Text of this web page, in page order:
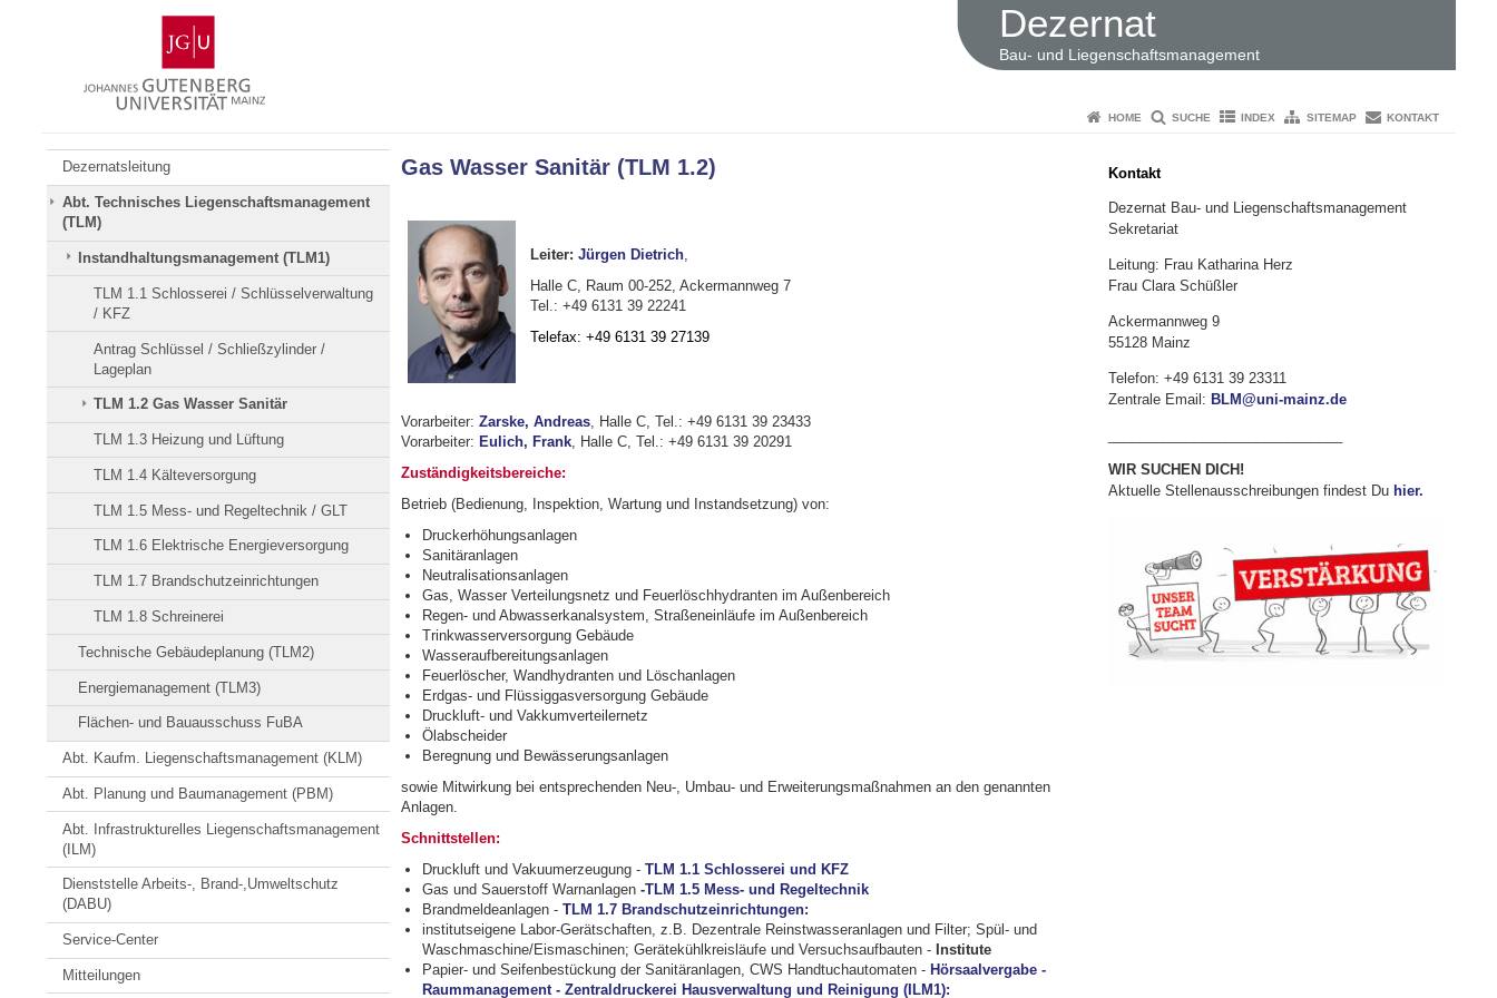
Gutenberg-
Universität
Mainz
Dezernat
Bau- und Liegenschaftsmanagement
HOME SUCHE INDEX SITEMAP KONTAKT
Dezernatsleitung
Abt. Technisches Liegenschaftsmanagement
(TLM)
Instandhaltungsmanagement (TLM1)
TLM 1.1 Schlosserei / Schlüsselverwaltung
/ KFZ
Antrag Schlüssel / Schließzylinder /
Lageplan
TLM 1.2 Gas Wasser Sanitär
TLM 1.3 Heizung und Lüftung
TLM 1.4 Kälteversorgung
TLM 1.5 Mess- und Regeltechnik / GLT
TLM 1.6 Elektrische Energieversorgung
TLM 1.7 Brandschutzeinrichtungen
TLM 1.8 Schreinerei
Technische Gebäudeplanung (TLM2)
Energiemanagement (TLM3)
Flächen- und Bauausschuss FuBA
Abt. Kaufm. Liegenschaftsmanagement (KLM)
Abt. Planung und Baumanagement (PBM)
Abt. Infrastrukturelles Liegenschaftsmanagement
(ILM)
Dienststelle Arbeits-, Brand-,Umweltschutz
(DABU)
Service-Center
Mitteilungen
Gas Wasser Sanitär (TLM 1.2)
Leiter: Jürgen Dietrich,
Halle C, Raum 00-252, Ackermannweg 7
Tel.: +49 6131 39 22241
Telefax: +49 6131 39 27139
Vorarbeiter: Zarske, Andreas, Halle C, Tel.: +49 6131 39 23433
Vorarbeiter: Eulich, Frank, Halle C, Tel.: +49 6131 39 20291
Zuständigkeitsbereiche:
Betrieb (Bedienung, Inspektion, Wartung und Instandsetzung) von:
Druckerhöhungsanlagen
Sanitäranlagen
Neutralisationsanlagen
Gas, Wasser Verteilungsnetz und Feuerlöschhydranten im Außenbereich
Regen- und Abwasserkanalsystem, Straßeneinläufe im Außenbereich
Trinkwasserversorgung Gebäude
Wasseraufbereitungsanlagen
Feuerlöscher, Wandhydranten und Löschanlagen
Erdgas- und Flüssiggasversorgung Gebäude
Druckluft- und Vakkumverteilernetz
Ölabscheider
Beregnung und Bewässerungsanlagen
sowie Mitwirkung bei entsprechenden Neu-, Umbau- und Erweiterungsmaßnahmen an den genannten
Anlagen.
Schnittstellen:
Druckluft und Vakuumerzeugung - TLM 1.1 Schlosserei und KFZ
Gas und Sauerstoff Warnanlagen -TLM 1.5 Mess- und Regeltechnik
Brandmeldeanlagen - TLM 1.7 Brandschutzeinrichtungen:
institutseigene Labor-Gerätschaften, z.B. Dezentrale Reinstwasseranlagen und Filter; Spül- und
Waschmaschine/Eismaschinen; Gerätekühlkreisläufe und Versuchsaufbauten - Institute
Papier- und Seifenbestückung der Sanitäranlagen, CWS Handtuchautomaten - Hörsaalvergabe -
Raummanagement - Zentraldruckerei Hausverwaltung und Reinigung (ILM1):
Kontakt
Dezernat Bau- und Liegenschaftsmanagement
Sekretariat
Leitung: Frau Katharina Herz
Frau Clara Schüßler
Ackermannweg 9
55128 Mainz
Telefon: +49 6131 39 23311
Zentrale Email: BLM@uni-mainz.de
WIR SUCHEN DICH!
Aktuelle Stellenausschreibungen findest Du hier.